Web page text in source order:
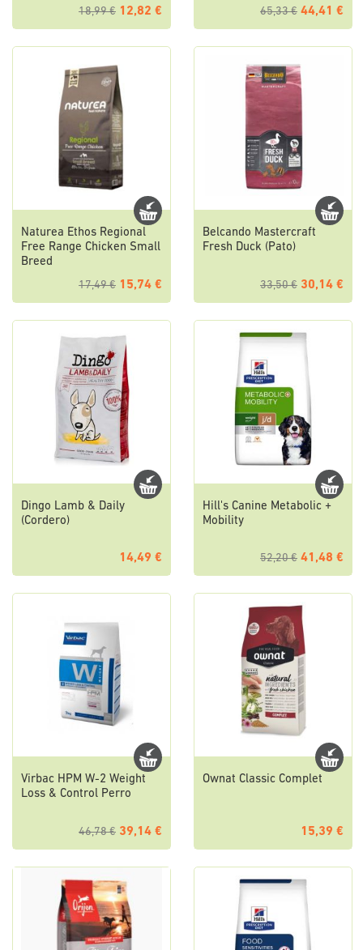
18,99 € 12,82 € 65,33 € 44,41 €
Naturea Ethos Regional
Free Range Chicken Small
Breed
17,49 € 15,74 €
Belcando Mastercraft
Fresh Duck (Pato)
33,50 € 30,14 €
Dingo Lamb & Daily
(Cordero)
14,49 €
Hill's Canine Metabolic +
Mobility
52,20 € 41,48 €
Virbac HPM W-2 Weight
Loss & Control Perro
46,78 € 39,14 €
Ownat Classic Complet
15,39 €